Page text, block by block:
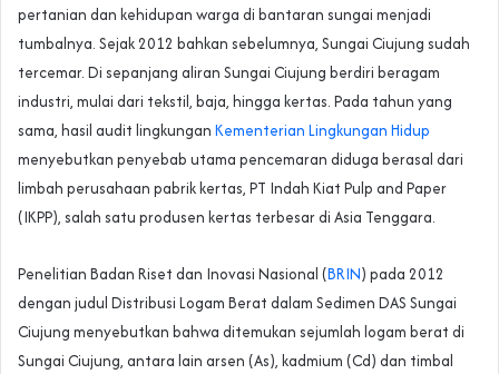
pertanian dan kehidupan warga di bantaran sungai menjadi
tumbalnya. Sejak 2012 bahkan sebelumnya, Sungai Ciujung sudah
tercemar. Di sepanjang aliran Sungai Ciujung berdiri beragam
industri, mulai dari tekstil, baja, hingga kertas. Pada tahun yang
sama, hasil audit lingkungan Kementerian Lingkungan Hidup
menyebutkan penyebab utama pencemaran diduga berasal dari
limbah perusahaan pabrik kertas, PT Indah Kiat Pulp and Paper
(IKPP), salah satu produsen kertas terbesar di Asia Tenggara.
Penelitian Badan Riset dan Inovasi Nasional (BRIN) pada 2012
dengan judul Distribusi Logam Berat dalam Sedimen DAS Sungai
Ciujung menyebutkan bahwa ditemukan sejumlah logam berat di
Sungai Ciujung, antara lain arsen (As), kadmium (Cd) dan timbal